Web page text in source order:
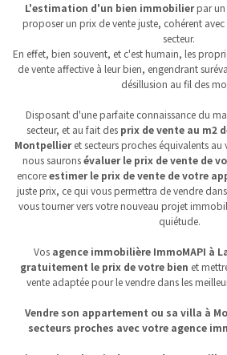
L'estimation d'un bien immobilierpar un
proposer un prix de vente juste, cohérent
secteur.
En effet, bien souvent, et c'est humain, les
de vente affective à leur bien, engendrant
désillusion au fil des
Disposant d'une parfaite connaissance du
secteur, et au fait des prix de vente au m2
Montpellieret secteurs proches équivalents
nous sauronsévaluer le prix de vente de
encoreestimer le prix de vente de votre
juste prix, ce qui vous permettra de vendre
vous tourner vers votre nouveau projet
quiétude.
Vos agence immobilière ImmoMAPI à
gratuitement le prix de votre bien et
vente adaptée pour le vendre dans les
Vendre son appartement ou sa villa à
secteurs proches avec votre agence